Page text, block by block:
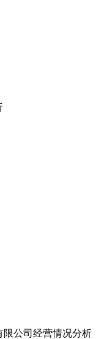
限公司经营情况分析